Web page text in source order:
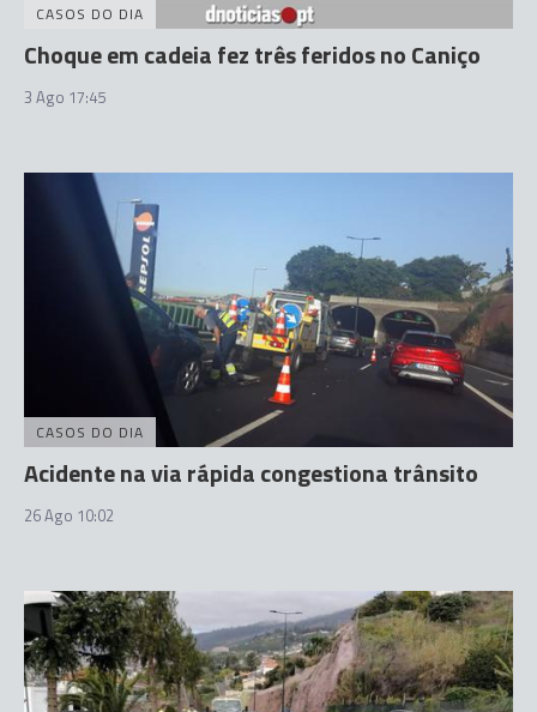
CASOS DO DIA
Choque em cadeia fez três feridos no Caniço
3 Ago 17:45
CASOS DO DIA
Acidente na via rápida congestiona trânsito
26 Ago 10:02